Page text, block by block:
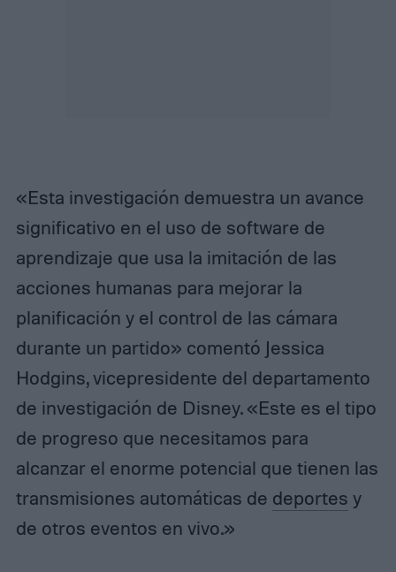
«Esta investigación demuestra un avance
significativo en el uso de software de
aprendizaje que usa la imitación de las
acciones humanas para mejorar la
planificación y el control de las cámara
durante un partido» comentó Jessica
Hodgins, vicepresidente del departamento
de investigación de Disney. «Este es el tipo
de progreso que necesitamos para
alcanzar el enorme potencial que tienen las
transmisiones automáticas de deportes y
de otros eventos en vivo.»